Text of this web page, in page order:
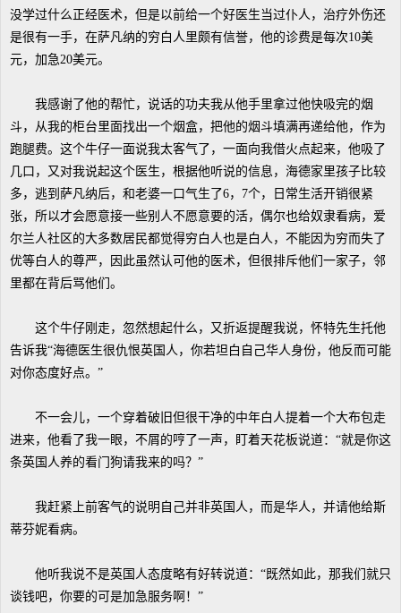
没学过什么正经医术，但是以前给一个好医生当过仆人，治疗外伤还
是很有一手，在萨凡纳的穷白人里颇有信誉，他的诊费是每次10美
元，加急20美元。
我感谢了他的帮忙，说话的功夫我从他手里拿过他快吸完的烟
斗，从我的柜台里面找出一个烟盒，把他的烟斗填满再递给他，作为
跑腿费。这个牛仔一面说我太客气了，一面向我借火点起来，他吸了
几口，又对我说起这个医生，根据他听说的信息，海德家里孩子比较
多，逃到萨凡纳后，和老婆一口气生了6，7个，日常生活开销很紧
张，所以才会愿意接一些别人不愿意要的活，偶尔也给奴隶看病，爱
尔兰人社区的大多数居民都觉得穷白人也是白人，不能因为穷而失了
优等白人的尊严，因此虽然认可他的医术，但很排斥他们一家子，邻
里都在背后骂他们。
这个牛仔刚走，忽然想起什么，又折返提醒我说，怀特先生托他
告诉我“海德医生很仇恨英国人，你若坦白自己华人身份，他反而可能
对你态度好点。”
不一会儿，一个穿着破旧但很干净的中年白人提着一个大布包走
进来，他看了我一眼，不屑的哼了一声，盯着天花板说道：“就是你这
条英国人养的看门狗请我来的吗？”
我赶紧上前客气的说明自己并非英国人，而是华人，并请他给斯
蒂芬妮看病。
他听我说不是英国人态度略有好转说道：“既然如此，那我们就只
谈钱吧，你要的可是加急服务啊！”